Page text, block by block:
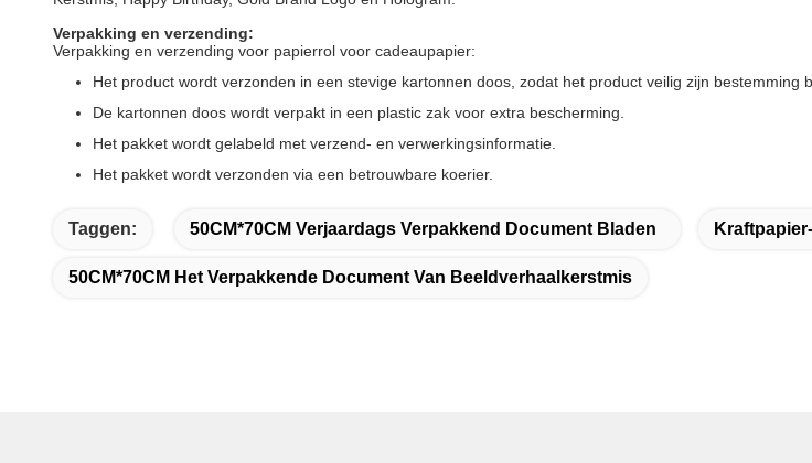
Verpakking en verzending:
Verpakking en verzending voor papierrol voor cadeaupapier:
Het product wordt verzonden in een stevige kartonnen doos, zodat het product veilig zijn bestemming
De kartonnen doos wordt verpakt in een plastic zak voor extra bescherming.
Het pakket wordt gelabeld met verzend- en verwerkingsinformatie.
Het pakket wordt verzonden via een betrouwbare koerier.
Taggen: 50CM*70CM Verjaardags Verpakkend Document Bladen
50CM*70CM Het Verpakkende Document Van Beeldverhaalkerstmis